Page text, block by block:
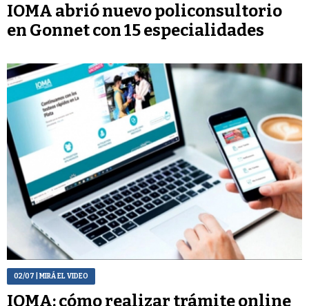
IOMA abrió nuevo policonsultorio
en Gonnet con 15 especialidades
02/07 | MIRÁ EL VIDEO
IOMA: cómo realizar trámite online